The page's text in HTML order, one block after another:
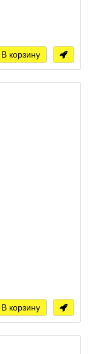
В корзину
В корзину